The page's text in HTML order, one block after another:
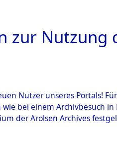
zur Nutzung
Nutzer unseres Portals!
bei einem Archivbesuch
der Arolsen Archives